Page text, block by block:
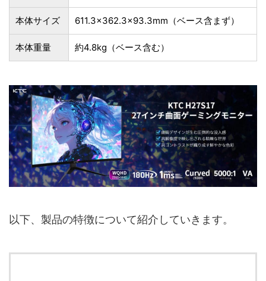
本体サイズ 611.3×362.3×93.3mm（ベース含まず）
本体重量 約4.8kg（ベース含む）
以下、製品の特徴について紹介していきます。